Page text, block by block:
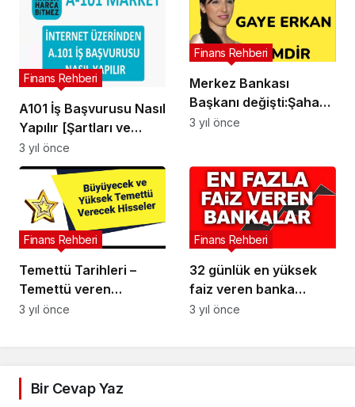
A101 İş Başvurusu Nasıl
Yapılır [Şartları ve
Maaşları]
Finans Rehberi
3 yıl önce
Merkez Bankası
Başkanı değişti:Şahap
Kavcıoğlu görevden
Finans Rehberi
3 yıl önce
Temettü Tarihleri –
Temettü veren
hisseler!Temettü
Finans Rehberi
3 yıl önce
32 günlük en yüksek
faiz veren banka
hangisi? Bankalar
Finans Rehberi
3 yıl önce
Bir Cevap Yaz